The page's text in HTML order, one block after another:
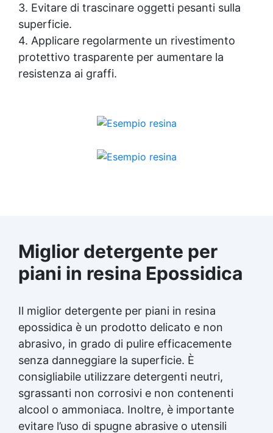
3. Evitare di trascinare oggetti pesanti sulla
superficie.
4. Applicare regolarmente un rivestimento
protettivo trasparente per aumentare la
resistenza ai graffi.
Miglior detergente per
piani in resina Epossidica
Il miglior detergente per piani in resina
epossidica è un prodotto delicato e non
abrasivo, in grado di pulire efficacemente
senza danneggiare la superficie. È
consigliabile utilizzare detergenti neutri,
sgrassanti non corrosivi e non contenenti
alcool o ammoniaca. Inoltre, è importante
evitare l’uso di spugne abrasive o utensili